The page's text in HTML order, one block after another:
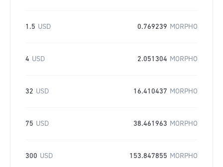
1.5 USD 0.769239 MORPHO
4 USD 2.051304 MORPHO
32 USD 16.410437 MORPHO
75 USD 38.461963 MORPHO
300 USD 153.847855 MORPHO